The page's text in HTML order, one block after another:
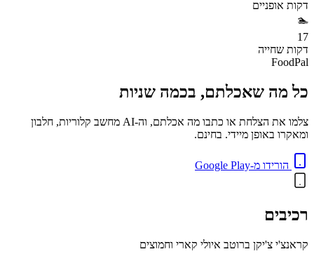
דקות אופניים
🏊
17
דקות שחייה
FoodPal
כל מה שאכלתם, בכמה שניות
צלמו את הצלחת או כתבו מה אכלתם, וה-AI מחשב קלוריות, חלבון
ומאקרו באופן מיידי. בחינם.
הורידו מ-Google Play
רכיבים
קראנצ'י צ'יקן ברוטב איולי קארי וחמוצים